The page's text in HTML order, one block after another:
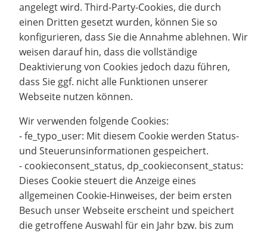
angelegt wird. Third-Party-Cookies, die durch
einen Dritten gesetzt wurden, können Sie so
konfigurieren, dass Sie die Annahme ablehnen. Wir
weisen darauf hin, dass die vollständige
Deaktivierung von Cookies jedoch dazu führen,
dass Sie ggf. nicht alle Funktionen unserer
Webseite nutzen können.
Wir verwenden folgende Cookies:
- fe_typo_user: Mit diesem Cookie werden Status-
und Steuerunsinformationen gespeichert.
- cookieconsent_status, dp_cookieconsent_status:
Dieses Cookie steuert die Anzeige eines
allgemeinen Cookie-Hinweises, der beim ersten
Besuch unser Webseite erscheint und speichert
die getroffene Auswahl für ein Jahr bzw. bis zum